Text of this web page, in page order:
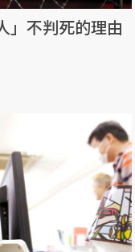
」不判死的理由